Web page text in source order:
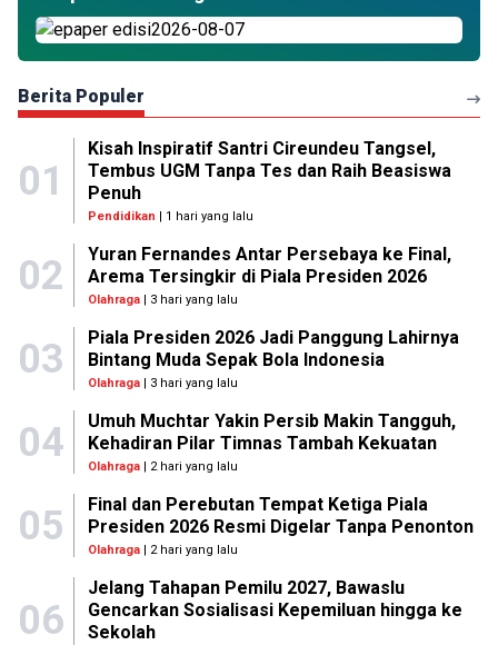
Berita Populer
01
Kisah Inspiratif Santri Cireundeu Tangsel,
Tembus UGM Tanpa Tes dan Raih Beasiswa
Penuh
Pendidikan | 1 hari yang lalu
02
Yuran Fernandes Antar Persebaya ke Final,
Arema Tersingkir di Piala Presiden 2026
Olahraga| 3 hari yang lalu
03
Piala Presiden 2026 Jadi Panggung Lahirnya
Bintang Muda Sepak Bola Indonesia
Olahraga| 3 hari yang lalu
04
Umuh Muchtar Yakin Persib Makin Tangguh,
Kehadiran Pilar Timnas Tambah Kekuatan
Olahraga| 2 hari yang lalu
05
Final dan Perebutan Tempat Ketiga Piala
Presiden 2026 Resmi Digelar Tanpa Penonton
Olahraga| 2 hari yang lalu
06
Jelang Tahapan Pemilu 2027, Bawaslu
Gencarkan Sosialisasi Kepemiluan hingga ke
Sekolah